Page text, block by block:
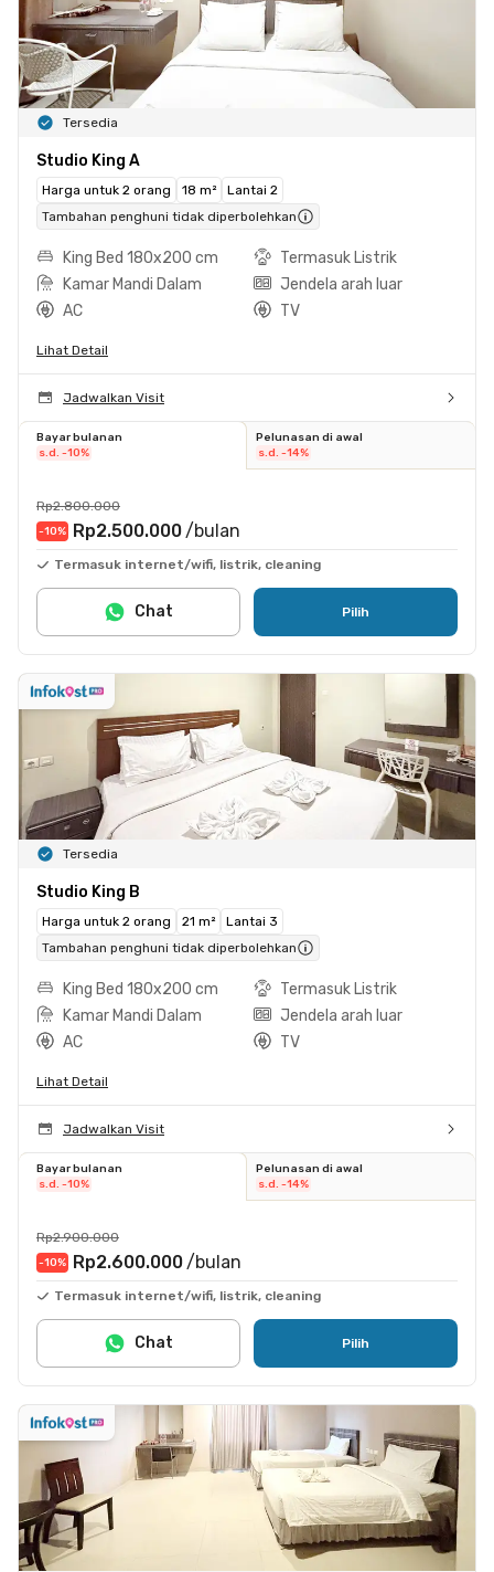
Tersedia
Studio King A
Harga untuk 2 orang 18 m²
Lantai 2
Tambahan penghuni tidak diperbolehkan
King Bed 180x200 cm
Termasuk Listrik
Kamar Mandi Dalam
Jendela arah luar
AC
TV
Lihat Detail
Jadwalkan Visit
Bayar bulanan
s.d. -10%
Pelunasan di awal
s.d. -14%
Rp2.800.000
-10% Rp2.500.000 /bulan
Termasuk internet/wifi, listrik, cleaning
Pilih
Chat
Tersedia
Studio King B
Harga untuk 2 orang 21 m²
Lantai 3
Tambahan penghuni tidak diperbolehkan
King Bed 180x200 cm
Termasuk Listrik
Kamar Mandi Dalam
Jendela arah luar
AC
TV
Lihat Detail
Jadwalkan Visit
Bayar bulanan
s.d. -10%
Pelunasan di awal
s.d. -14%
Rp2.900.000
-10% Rp2.600.000 /bulan
Termasuk internet/wifi, listrik, cleaning
Pilih
Chat